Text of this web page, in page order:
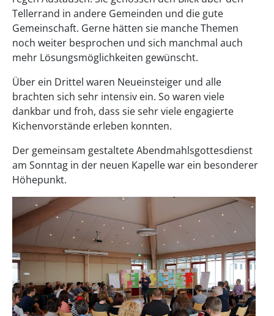
Tellerrand in andere Gemeinden und die gute
Gemeinschaft. Gerne hätten sie manche Themen
noch weiter besprochen und sich manchmal auch
mehr Lösungsmöglichkeiten gewünscht.
Über ein Drittel waren Neueinsteiger und alle
brachten sich sehr intensiv ein. So waren viele
dankbar und froh, dass sie sehr viele engagierte
Kichenvorstände erleben konnten.
Der gemeinsam gestaltete Abendmahlsgottesdienst
am Sonntag in der neuen Kapelle war ein besonderer
Höhepunkt.